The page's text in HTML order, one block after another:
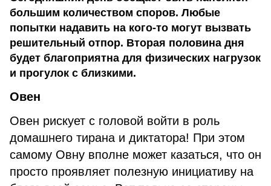
большим количеством споров. Любые
попытки надавить на кого-то могут вызвать
решительный отпор. Вторая половина дня
будет благоприятна для физических нагрузок
и прогулок с близкими.
Овен
Овен рискует с головой войти в роль
домашнего тирана и диктатора! При этом
самому Овну вполне может казаться, что он
просто проявляет полезную инициативу на